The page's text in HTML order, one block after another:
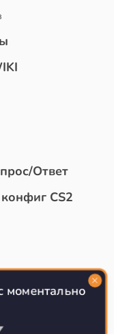
Ответ
CS2
проекте
моментально